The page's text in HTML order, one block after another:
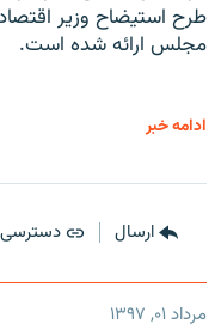
مجلس ارائه شده است.
ادامه خبر
ارسال
مرداد ۰۱, ۱۳۹۷